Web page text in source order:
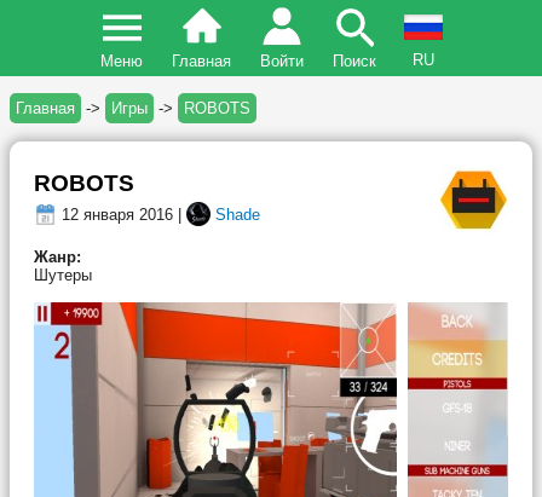
Меню Главная Войти Поиск RU
Главная -> Игры -> ROBOTS
ROBOTS
12 января 2016 | Shade
Жанр:
Шутеры